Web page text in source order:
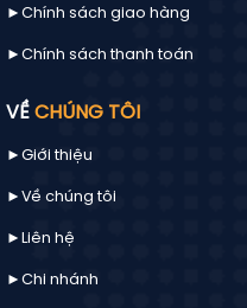
►Chính sách giao hàng
►Chính sách thanh toán
VỀ CHÚNG TÔI
►Giới thiệu
►Về chúng tôi
► Liên hệ
►Chi nhánh